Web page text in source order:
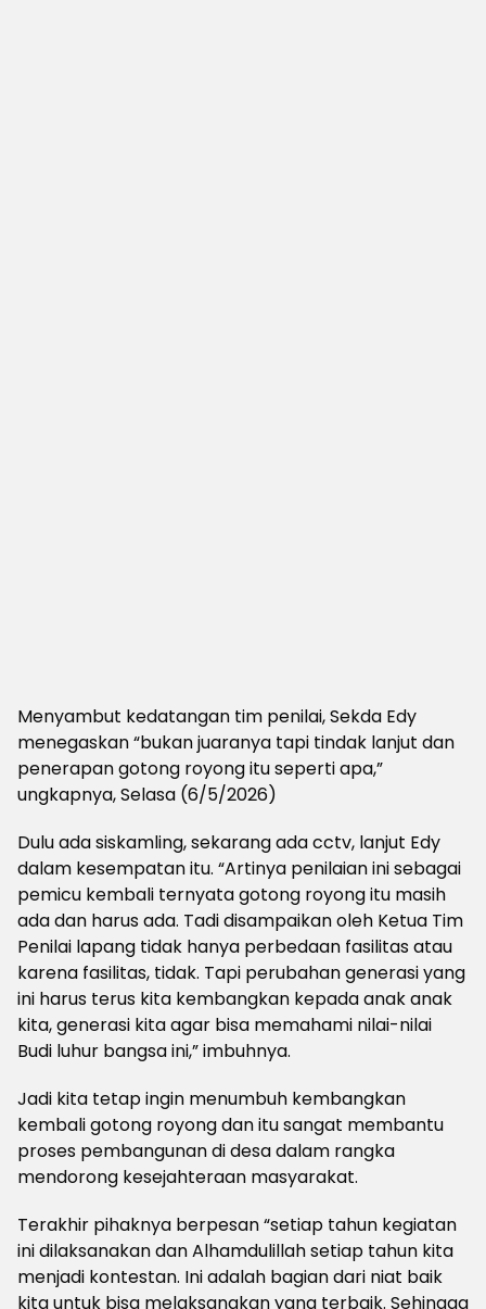
Menyambut kedatangan tim penilai, Sekda Edy
menegaskan “bukan juaranya tapi tindak lanjut dan
penerapan gotong royong itu seperti apa,”
ungkapnya, Selasa (6/5/2026)
Dulu ada siskamling, sekarang ada cctv, lanjut Edy
dalam kesempatan itu. “Artinya penilaian ini sebagai
pemicu kembali ternyata gotong royong itu masih
ada dan harus ada. Tadi disampaikan oleh Ketua Tim
Penilai lapang tidak hanya perbedaan fasilitas atau
karena fasilitas, tidak. Tapi perubahan generasi yang
ini harus terus kita kembangkan kepada anak anak
kita, generasi kita agar bisa memahami nilai-nilai
Budi luhur bangsa ini,” imbuhnya.
Jadi kita tetap ingin menumbuh kembangkan
kembali gotong royong dan itu sangat membantu
proses pembangunan di desa dalam rangka
mendorong kesejahteraan masyarakat.
Terakhir pihaknya berpesan “setiap tahun kegiatan
ini dilaksanakan dan Alhamdulillah setiap tahun kita
menjadi kontestan. Ini adalah bagian dari niat baik
kita untuk bisa melaksanakan yang terbaik. Sehingga